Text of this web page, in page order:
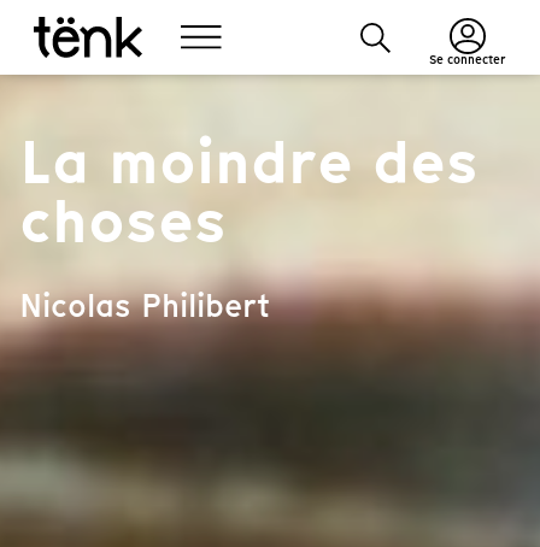
Se connecter
La moindre des
choses
Nicolas Philibert